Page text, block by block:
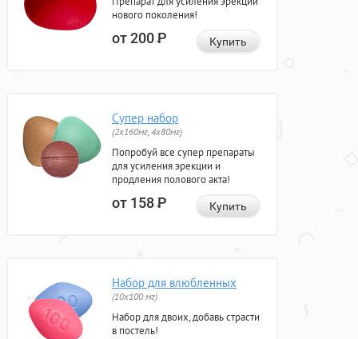
нового поколения!
от 200Р Купить
Супер набор
(2х160мг, 4х80мг)
Попробуй все супер препараты
для усиления эрекции и
продления полового акта!
от 158Р Купить
Набор для влюбленных
(10х100 мг)
Набор для двоих, добавь страсти
в постель!